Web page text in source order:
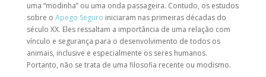
uma “modinha” ou uma onda passageira. Contudo, os estudos
sobre o Apego Seguro iniciaram nas primeiras décadas do
século XX. Eles ressaltam a importância de uma relação com
vínculo e segurança para o desenvolvimento de todos os
animais, inclusive e especialmente os seres humanos.
Portanto, não se trata de uma filosofia recente ou modismo.